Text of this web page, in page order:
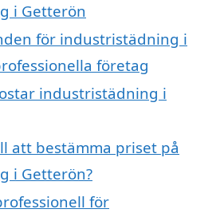
i Getterön
för industristädning i
företag
industristädning i
att bestämma priset på
i Getterön?
för